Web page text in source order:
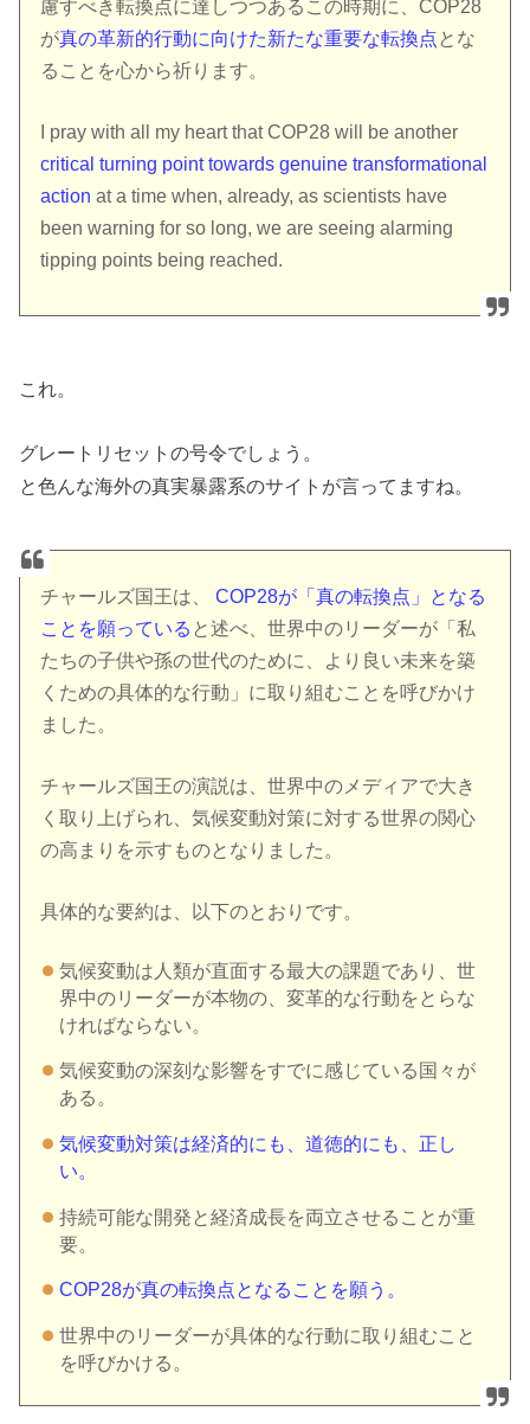
慮すべき転換点に達しつつあるこの時期に、COP28
が真の革新的行動に向けた新たな重要な転換点 とな
ることを心から祈ります。
I pray with all my heart that COP28 will be another
critical turning point towards genuine transformational
action at a time when, already, as scientists have
been warning for so long, we are seeing alarming
tipping points being reached.
これ。
グレートリセットの号令でしょう。
と色んな海外の真実暴露系のサイトが言ってますね。
チャールズ国王は、COP28が「真の転換点」となる
ことを願っている と述べ、世界中のリーダーが「私
たちの子供や孫の世代のために、より良い未来を築
くための具体的な行動」に取り組むことを呼びかけ
ました。
チャールズ国王の演説は、世界中のメディアで大き
く取り上げられ、気候変動対策に対する世界の関心
の高まりを示すものとなりました。
具体的な要約は、以下のとおりです。
気候変動は人類が直面する最大の課題であり、世
界中のリーダーが本物の、変革的な行動をとらな
ければならない。
気候変動の深刻な影響をすでに感じている国々が
ある。
気候変動対策は経済的にも、道徳的にも、正し
い。
持続可能な開発と経済成長を両立させることが重
要。
COP28が真の転換点となることを願う。
世界中のリーダーが具体的な行動に取り組むこと
を呼びかける。